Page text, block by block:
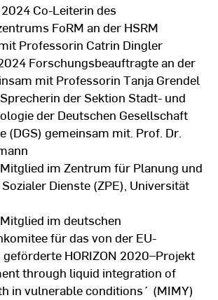
Co-Leiterin des
FoRM an der HSRM
Professorin Catrin Dingler
Forschungsbeauftragte an der
mit Professorin Tanja Grendel
der Sektion Stadt- und
der Deutschen Gesellschaft
(DGS) gemeinsam mit. Prof. Dr.
im Zentrum für Planung und
Dienste (ZPE), Universität
im deutschen
für das von der EU-
HORIZON 2020–Projekt
through liquid integration of
in vulnerable conditions´ (MIMY)